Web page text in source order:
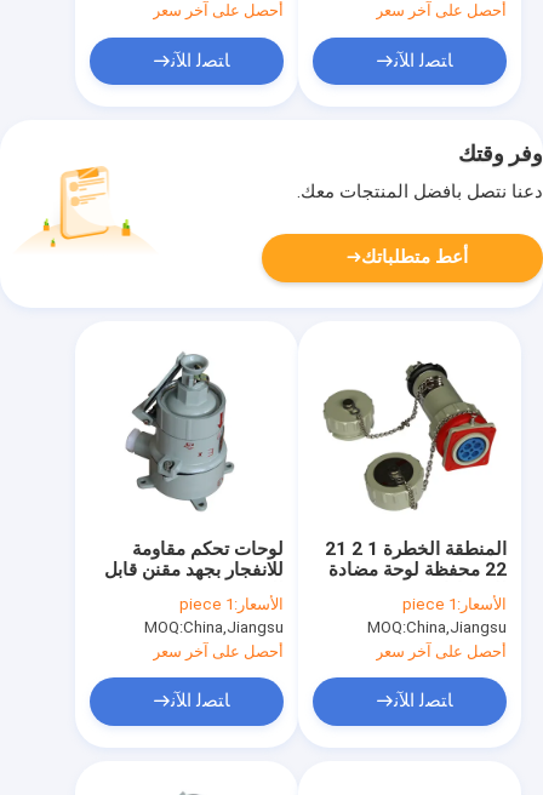
أحصل على آخر سعر
ﺎﺘﺼﻟ ﺍﻶﻧ
أحصل على آخر سعر
ﺎﺘﺼﻟ ﺍﻶﻧ
وفر وقتك
دعنا نتصل بأفضل المنتجات معك.
أعط متطلباتك
لوحات تحكم مقاومة
للانفجار بجهد مقنن قابل
للتخصيص مصممة
21 و 22 تتميز بسماكة
لوحة 12 مم
الأسعار: 1 piece
MOQ:China,Jiangsu
أحصل على آخر سعر
ﺎﺘﺼﻟ ﺍﻶﻧ
المنطقة الخطرة 1 2 21
22 محفظة لوحة مضادة
الصلب المقاوم
للانفجارات
الأسعار: 1 piece
MOQ:China,Jiangsu
أحصل على آخر سعر
ﺎﺘﺼﻟ ﺍﻶﻧ